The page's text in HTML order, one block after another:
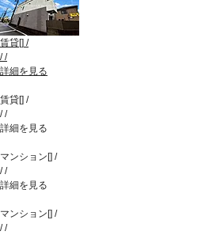
賃貸[] /
//
詳細を見る
賃貸[] /
//
詳細を見る
マンション [] /
//
詳細を見る
マンション [] /
//